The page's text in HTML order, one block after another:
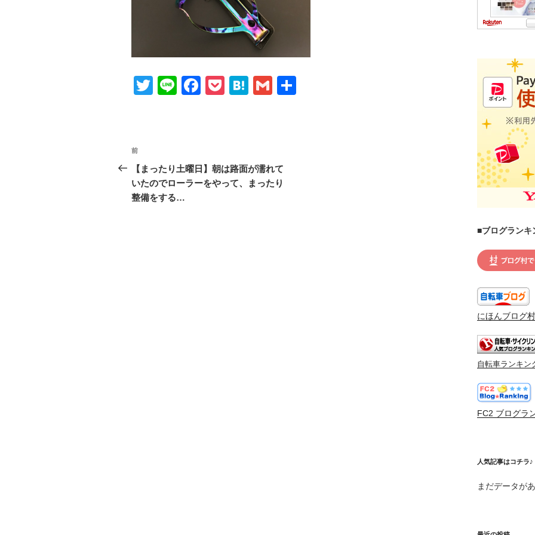
T
Li
F
b
o
P
H
a
G
投
稿
ナ
前
の
投
稿
前
【まったり土曜日】朝は路面が濡れて
いたのでローラーをやって、まったり
整備をする…
■ブログランキ
にほんブログ村
自転車ランキン
FC2 ブログラ
人気記事はコチラ♪
まだデータが